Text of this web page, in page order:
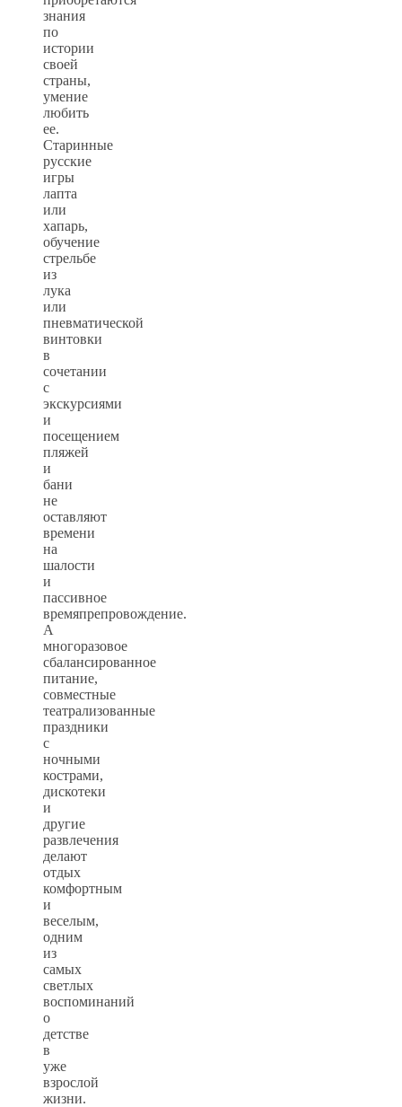
знания
по
истории
своей
страны,
умение
любить
ее.
Старинные
русские
игры
лапта
или
хапарь,
обучение
стрельбе
из
лука
или
пневматической
винтовки
в
сочетании
с
экскурсиями
и
посещением
пляжей
и
бани
не
оставляют
времени
на
шалости
и
пассивное
времяпрепровождение.
А
многоразовое
сбалансированное
питание,
совместные
театрализованные
праздники
с
ночными
кострами,
дискотеки
и
другие
развлечения
делают
отдых
комфортным
и
веселым,
одним
из
самых
светлых
воспоминаний
о
детстве
в
уже
взрослой
жизни.